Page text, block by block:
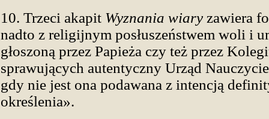
10. Trzeci akapit Wyznania wiary zawiera
nadto z religijnym posłuszeństwem woli i
głoszoną przez Papieża czy też przez
sprawujących autentyczny Urząd
gdy nie jest ona podawana z intencją
określenia».